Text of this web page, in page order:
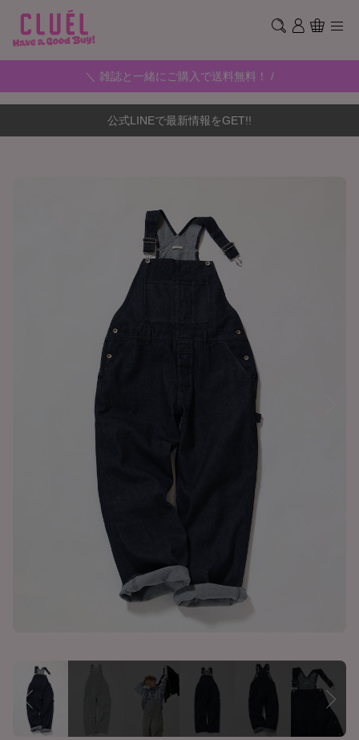
＼ 雑誌と一緒にご購入で送料無料！ /
公式LINEで最新情報をGET!!